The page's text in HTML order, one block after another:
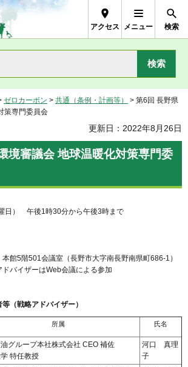
野県Nagano Prefecture
アクセス メニュー 検索
ゼロカーボン > 共通（条例・計画等）
> 第6回 長野県
策専門委員会
更新日：2022年8月26日
境審議会 地球温暖化対策専門委
日） 午後1時30分から午後3時まで
館5階501会議室（長野市大字南長野南県町686-1）
バイザーはWeb会議による参加
（戦略アドバイザー）
所属 氏名
グループ本社株式会社 CEO 補佐
特任教授
河口 真理
子